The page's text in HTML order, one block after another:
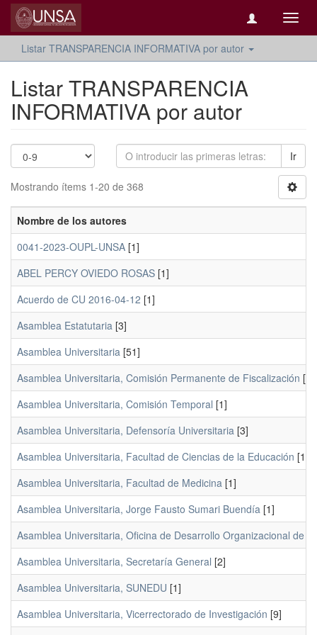
Listar TRANSPARENCIA INFORMATIVA por autor
Listar TRANSPARENCIA
INFORMATIVA por autor
Ir
Mostrando ítems 1-20 de 368
Nombre de los autores
0041-2023-OUPL-UNSA [1]
ABEL PERCY OVIEDO ROSAS [1]
Acuerdo de CU 2016-04-12 [1]
Asamblea Estatutaria [3]
Asamblea Universitaria [51]
Asamblea Universitaria, Comisión Permanente de Fiscalización [2]
Asamblea Universitaria, Comisión Temporal [1]
Asamblea Universitaria, Defensoría Universitaria [3]
Asamblea Universitaria, Facultad de Ciencias de la Educación [1]
Asamblea Universitaria, Facultad de Medicina [1]
Asamblea Universitaria, Jorge Fausto Sumari Buendía [1]
Asamblea Universitaria, Oficina de Desarrollo Organizacional de
Asamblea Universitaria, Secretaría General [2]
Asamblea Universitaria, SUNEDU [1]
Asamblea Universitaria, Vicerrectorado de Investigación [9]